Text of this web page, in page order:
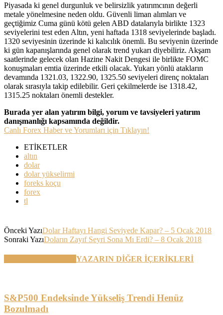
Piyasada ki genel durgunluk ve belirsizlik yatırımcının değerli
metale yönelmesine neden oldu. Güvenli liman alımları ve
geçtiğimiz Cuma günü kötü gelen ABD datalarıyla birlikte 1323
seviyelerini test eden Altın, yeni haftada 1318 seviyelerinde başladı.
1320 seviyesinin üzerinde ki kalıcılık önemli. Bu seviyenin üzerinde
ki gün kapanışlarında genel olarak trend yukarı diyebiliriz. Akşam
saatlerinde gelecek olan Hazine Nakit Dengesi ile birlikte FOMC
konuşmaları emtia üzerinde etkili olacak. Yukarı yönlü atakların
devamında 1321.03, 1322.90, 1325.50 seviyeleri direnç noktaları
olarak sırasıyla takip edilebilir. Geri çekilmelerde ise 1318.42,
1315.25 noktaları önemli destekler.
Burada yer alan yatırım bilgi, yorum ve tavsiyeleri yatırım
danışmanlığı kapsamında değildir.
Canlı Forex Haber ve Yorumları için Tıklayın!
ETİKETLER
altın
dolar
dolar yükselirmi
foreks koçu
forex
tl
Önceki YazıDolar Haftayı Hangi Seviyede Kapar? – 5 Ocak 2018
Sonraki YazıDoların Zayıf Seyri Sona Mı Erdi? – 8 Ocak 2018
YAZARIN DİĞER İÇERİKLERİ
S&P500 Endeksinde Yükseliş Trendi Henüz
Bozulmadı